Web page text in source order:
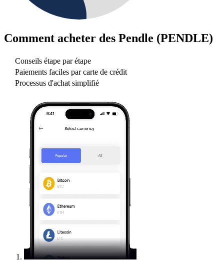
Comment acheter des Pendle (PENDLE)
Conseils étape par étape
Paiements faciles par carte de crédit
Processus d'achat simplifié